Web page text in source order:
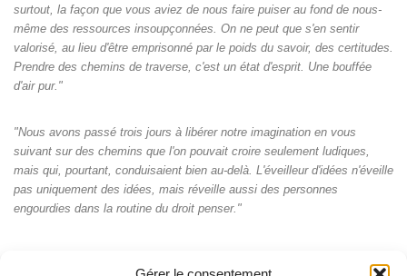
surtout, la façon que vous aviez de nous faire puiser au fond de nous-
même des ressources insoupçonnées. On ne peut que s'en sentir
valorisé, au lieu d'être emprisonné par le poids du savoir, des certitudes.
Prendre des chemins de traverse, c'est un état d'esprit. Une bouffée
d'air pur."
"Nous avons passé trois jours à libérer notre imagination en vous
suivant sur des chemins que l'on pouvait croire seulement ludiques,
mais qui, pourtant, conduisaient bien au-delà. L'éveilleur d'idées n'éveille
pas uniquement des idées, mais réveille aussi des personnes
engourdies dans la routine du droit penser."